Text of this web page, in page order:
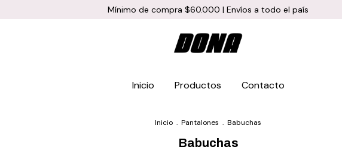
Mínimo de compra $60.000 | Envíos a todo el país
Inicio Productos Contacto
Inicio . Pantalones . Babuchas
Babuchas